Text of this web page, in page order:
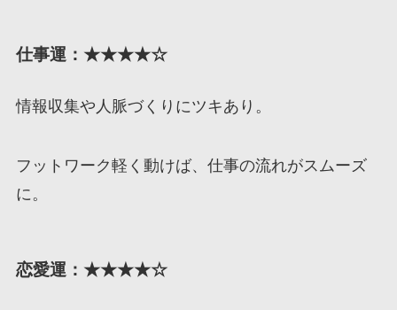
仕事運：★★★★☆
情報収集や人脈づくりにツキあり。
フットワーク軽く動けば、仕事の流れがスムーズ
に。
恋愛運：★★★★☆